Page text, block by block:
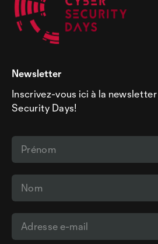
Newsletter
Inscrivez-vous ici à la
Security Days!